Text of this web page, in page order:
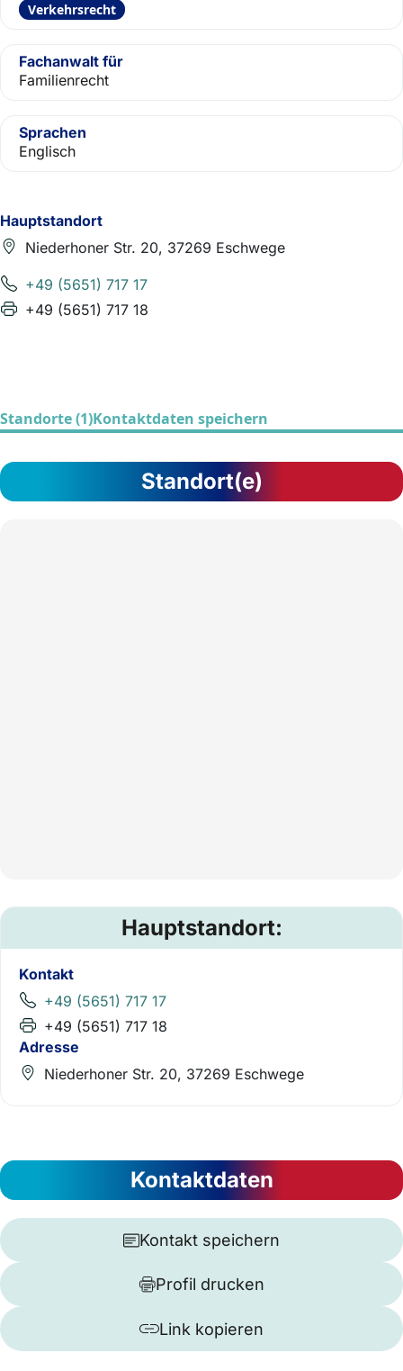
Hauptstandort
Niederhoner Str. 20, 37269 Eschwege
+49 (5651) 717 17
+49 (5651) 717 18
Verkehrsrecht
Fachanwalt für
Familienrecht
Sprachen
Englisch
Standorte (1)Kontaktdaten speichern
Standort(e)
Hauptstandort:
Kontakt
+49 (5651) 717 17
+49 (5651) 717 18
Adresse
Niederhoner Str. 20, 37269 Eschwege
Kontaktdaten
Kontakt speichern
Profil drucken
Link kopieren